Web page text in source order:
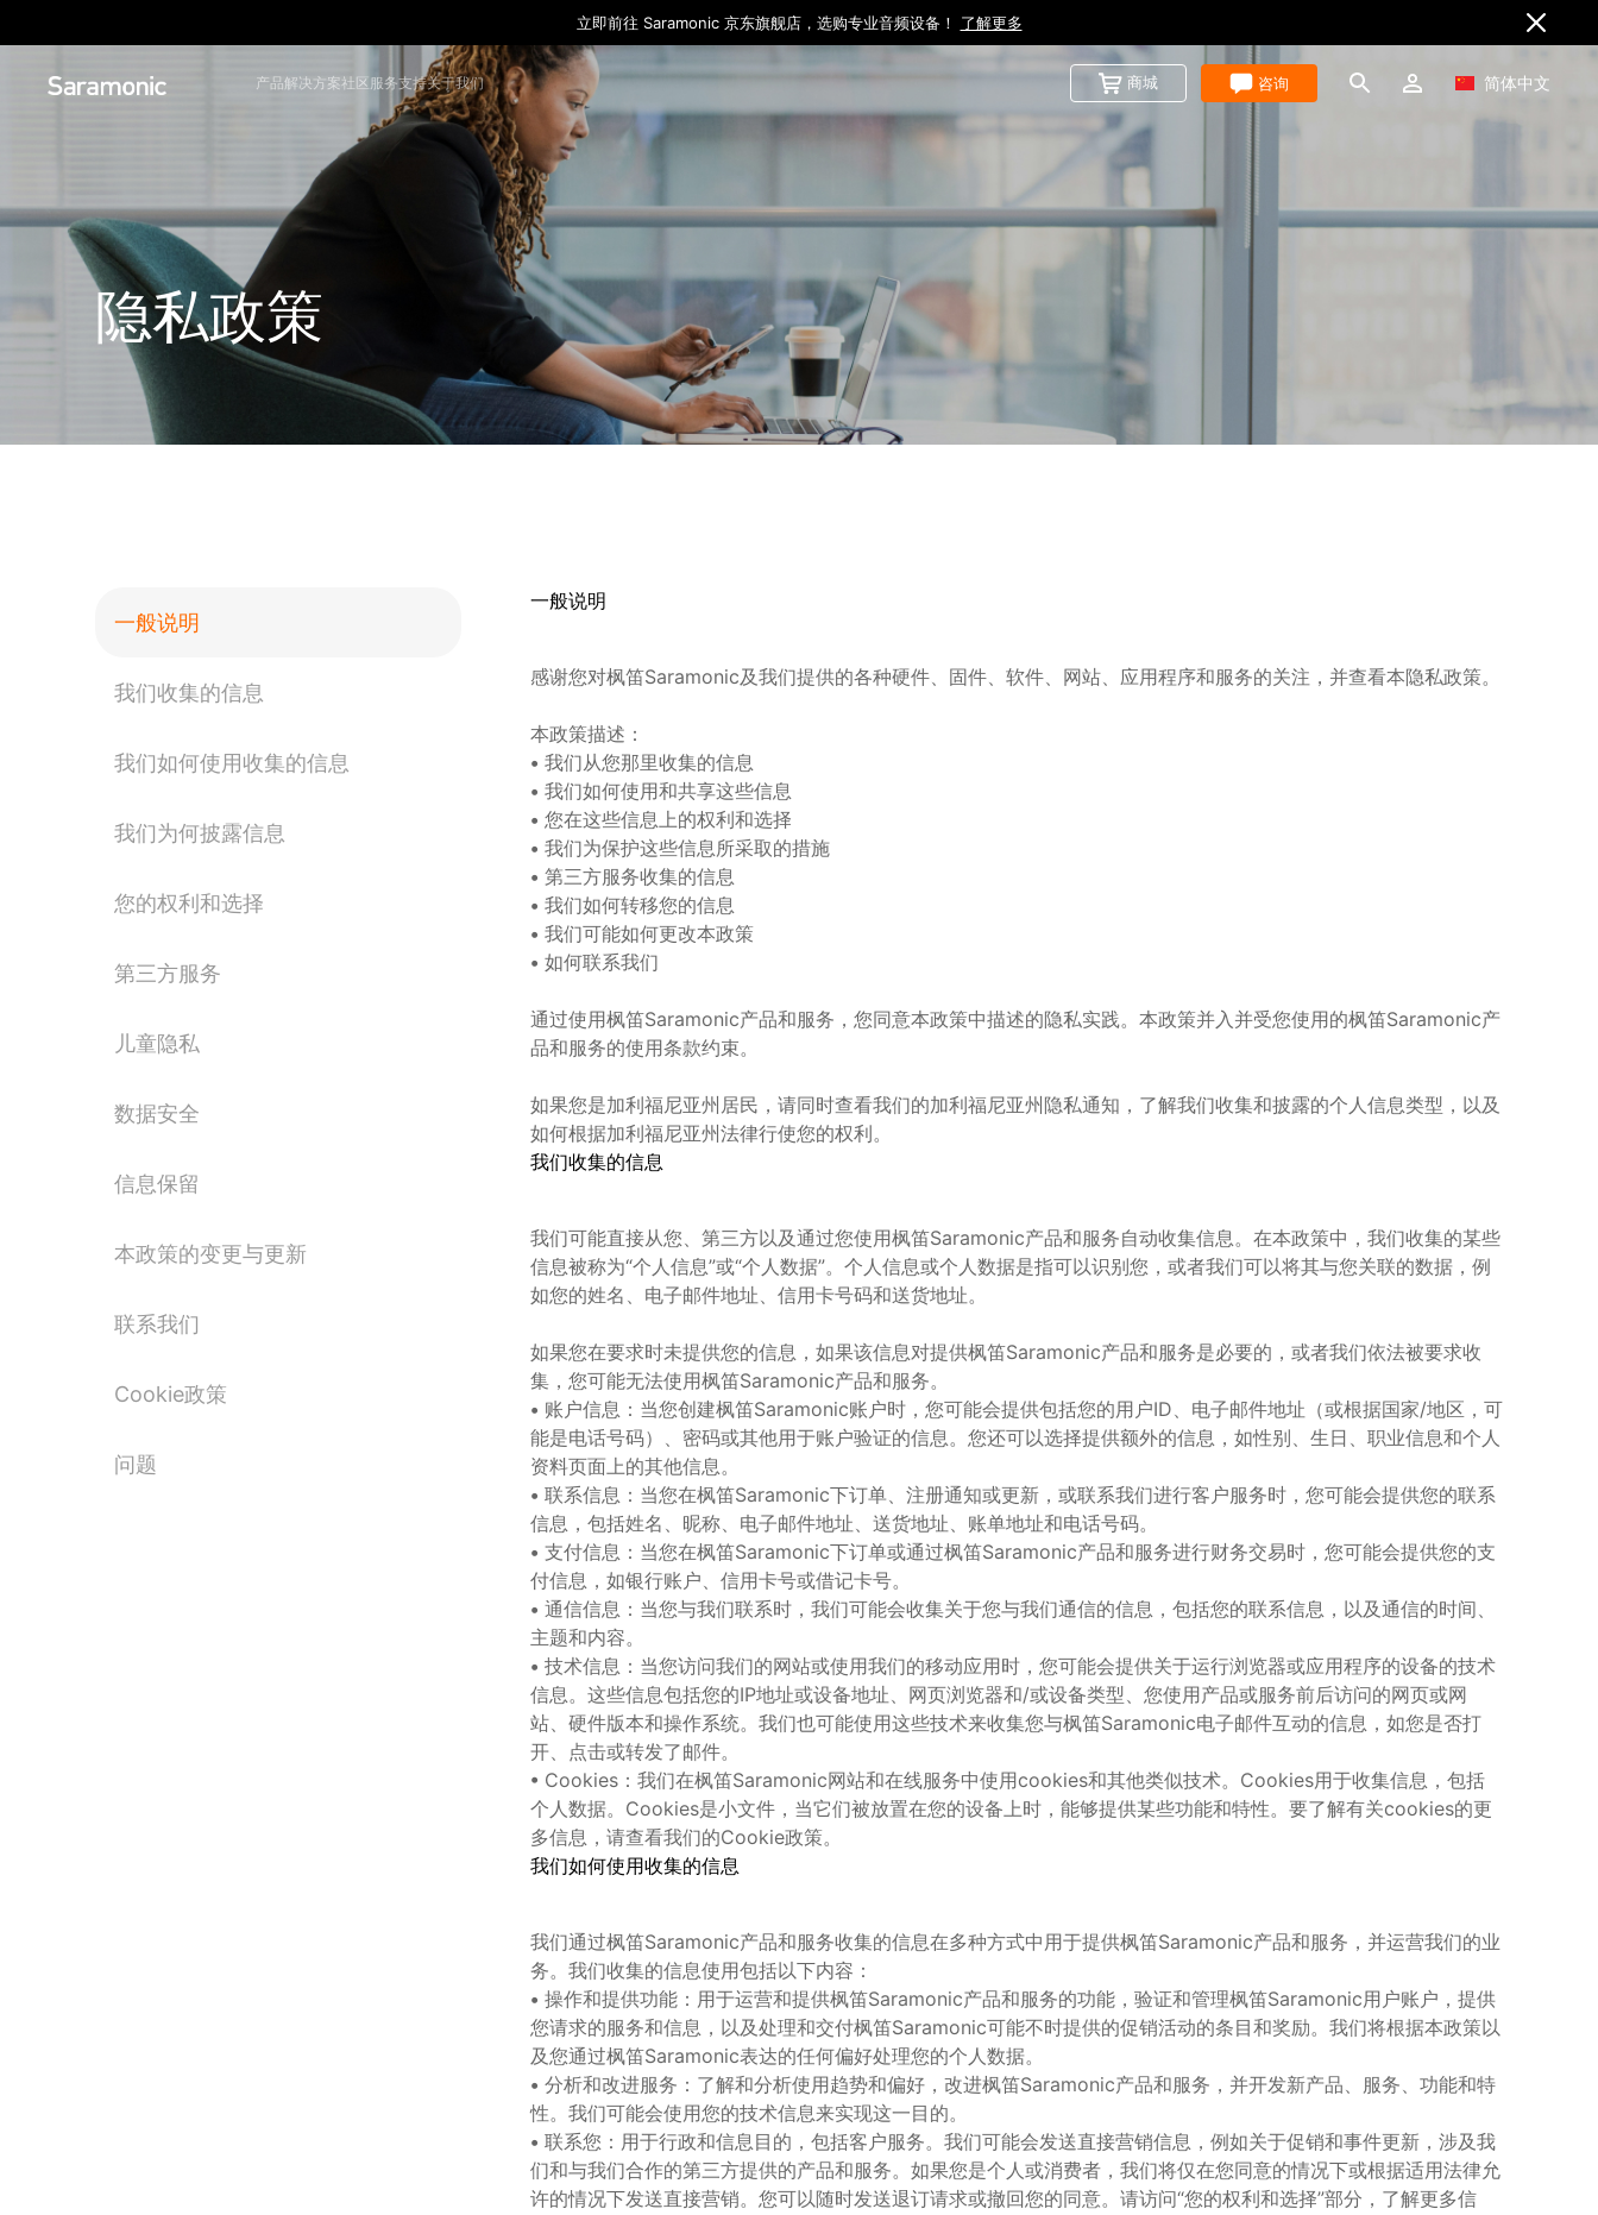
Saramonic K9全新上市！专为电影人量身打造的UHF无线系统。查看更多
产品解决方案社区 服务支持关于我们 商城 咨询 简体中文
隐私政策
一般说明
我们收集的信息
我们如何使用收集的信息
我们为何披露信息
您的权利和选择
第三方服务
儿童隐私
数据安全
信息保留
本政策的变更与更新
联系我们
Cookie政策
问题
一般说明
感谢您对枫笛Saramonic及我们提供的各种硬件、固件、软件、网站、应用程序和服务的关注，并查看本隐私政策。
本政策描述：
• 我们从您那里收集的信息
• 我们如何使用和共享这些信息
• 您在这些信息上的权利和选择
• 我们为保护这些信息所采取的措施
• 第三方服务收集的信息
• 我们如何转移您的信息
• 我们可能如何更改本政策
• 如何联系我们
通过使用枫笛Saramonic产品和服务，您同意本政策中描述的隐私实践。本政策并入并受您使用的枫笛Saramonic产
品和服务的使用条款约束。
如果您是加利福尼亚州居民，请同时查看我们的加利福尼亚州隐私通知，了解我们收集和披露的个人信息类型，以及
如何根据加利福尼亚州法律行使您的权利。
我们收集的信息
我们可能直接从您、第三方以及通过您使用枫笛Saramonic产品和服务自动收集信息。在本政策中，我们收集的某些
信息被称为“个人信息”或“个人数据”。个人信息或个人数据是指可以识别您，或者我们可以将其与您关联的数据，例
如您的姓名、电子邮件地址、信用卡号码和送货地址。
如果您在要求时未提供您的信息，如果该信息对提供枫笛Saramonic产品和服务是必要的，或者我们依法被要求收
集，您可能无法使用枫笛Saramonic产品和服务。
• 账户信息：当您创建枫笛Saramonic账户时，您可能会提供包括您的用户ID、电子邮件地址（或根据国家/地区，可
能是电话号码）、密码或其他用于账户验证的信息。您还可以选择提供额外的信息，如性别、生日、职业信息和个人
资料页面上的其他信息。
• 联系信息：当您在枫笛Saramonic下订单、注册通知或更新，或联系我们进行客户服务时，您可能会提供您的联系
信息，包括姓名、昵称、电子邮件地址、送货地址、账单地址和电话号码。
• 支付信息：当您在枫笛Saramonic下订单或通过枫笛Saramonic产品和服务进行财务交易时，您可能会提供您的支
付信息，如银行账户、信用卡号或借记卡号。
• 通信信息：当您与我们联系时，我们可能会收集关于您与我们通信的信息，包括您的联系信息，以及通信的时间、
主题和内容。
• 技术信息：当您访问我们的网站或使用我们的移动应用时，您可能会提供关于运行浏览器或应用程序的设备的技术
信息。这些信息包括您的IP地址或设备地址、网页浏览器和/或设备类型、您使用产品或服务前后访问的网页或网
站、硬件版本和操作系统。我们也可能使用这些技术来收集您与枫笛Saramonic电子邮件互动的信息，如您是否打
开、点击或转发了邮件。
• Cookies ：我们在枫笛Saramonic网站和在线服务中使用cookies和其他类似技术。 Cookies用于收集信息，包括
个人数据。 Cookies是小文件，当它们被放置在您的设备上时，能够提供某些功能和特性。要了解有关cookies的更
多信息，请查看我们的Cookie政策。
我们如何使用收集的信息
我们通过枫笛Saramonic产品和服务收集的信息在多种方式中用于提供枫笛Saramonic产品和服务，并运营我们的业
务。我们收集的信息使用包括以下内容：
• 操作和提供功能：用于运营和提供枫笛Saramonic产品和服务的功能，验证和管理枫笛Saramonic用户账户，提供
您请求的服务和信息，以及处理和交付枫笛Saramonic可能不时提供的促销活动的条目和奖励。我们将根据本政策以
及您通过枫笛Saramonic表达的任何偏好处理您的个人数据。
• 分析和改进服务：了解和分析使用趋势和偏好，改进枫笛Saramonic产品和服务，并开发新产品、服务、功能和特
性。我们可能会使用您的技术信息来实现这一目的。
• 联系您：用于行政和信息目的，包括客户服务。我们可能会发送直接营销信息，例如关于促销和事件更新，涉及我
们和与我们合作的第三方提供的产品和服务。如果您是个人或消费者，我们将仅在您同意的情况下或根据适用法律允
许的情况下发送直接营销。您可以随时发送退订请求或撤回您的同意。请访问“您的权利和选择”部分，了解更多信